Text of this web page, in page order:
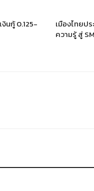
นกู้ 0.125-
เมืองไทยป
ความรู้ สู่